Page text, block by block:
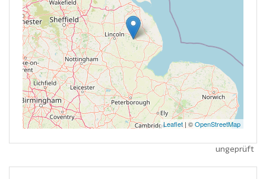
Leaflet | ©OpenStreetMap
ungeprüft